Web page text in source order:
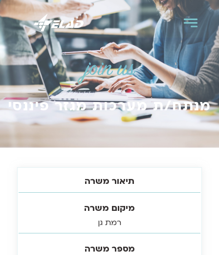
join us
מנתח/ת מערכות מגזר פיננסי
תיאור משרה
מיקום משרה
רמת גן
מספר משרה